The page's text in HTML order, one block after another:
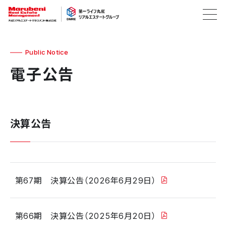
Public Notice
電子公告
決算公告
第67期 決算公告（2026年6月29日）
第66期 決算公告（2025年6月20日）